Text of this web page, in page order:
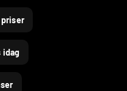
priser
idag